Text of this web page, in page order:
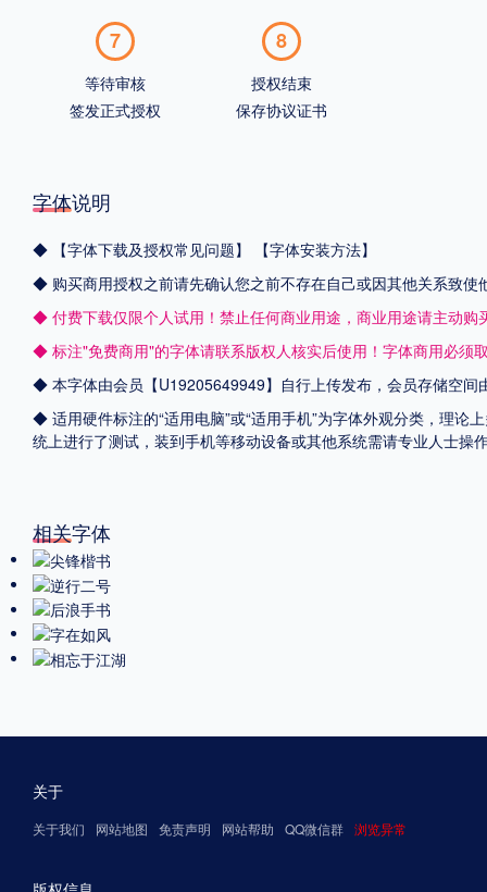
7
等待审核
签发正式授权
8
授权结束
保存协议证书
字体说明
◆ 【字体下载及授权常见问题】
【字体安装方法】
◆ 购买商用授权之前请先确认您之前不存在自己或因其他关系致使
◆ 付费下载仅限个人试用！禁止任何商业用途，商业用途请主动购
◆ 标注"免费商用"的字体请联系版权人核实后使用！字体商用必须
◆ 本字体由会员【U19205649949】自行上传发布，会员存储空
◆ 适用硬件标注的“适用电脑”或“适用手机”为字体外观分类，理论
统上进行了测试，装到手机等移动设备或其他系统需请专业人士
相关字体
关于
关于我们 网站地图 免责声明 网站帮助 QQ微信群 浏览异常